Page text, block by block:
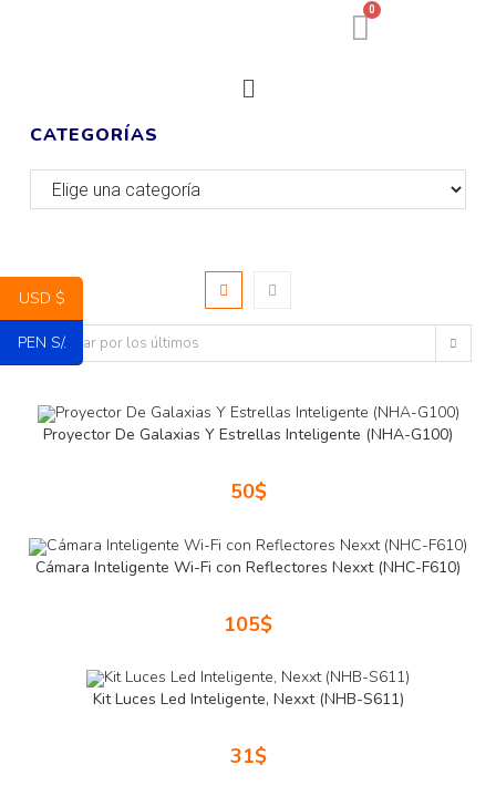
0
CATEGORÍAS
Ordenar por los últimos
Proyector De Galaxias Y Estrellas Inteligente (NHA-G100)
50$
Cámara Inteligente Wi-Fi con Reflectores Nexxt (NHC-F610)
105$
Kit Luces Led Inteligente, Nexxt (NHB-S611)
31$
USD $
PEN S/.